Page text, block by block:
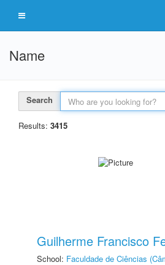
Name
Search
Results: 3415
Guilherme Francisco
School: Faculdade de Ciências